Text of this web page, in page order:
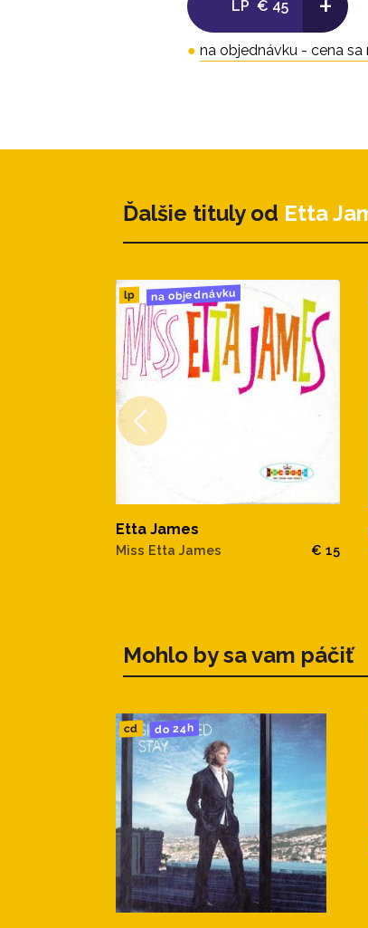
LP € 45
● na objednávku - cena sa
Ďalšie tituly od Etta
lp na objednávku
Etta James
Miss Etta James € 15
Mohlo by sa vam páčiť
cd do 24h